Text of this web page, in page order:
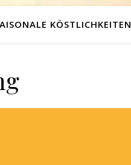
KÖSTLICHKEITEN